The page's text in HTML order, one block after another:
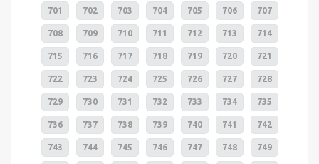
701 702 703 704 705 706 707
708 709 710 711 712 713 714
715 716 717 718 719 720 721
722 723 724 725 726 727 728
729 730 731 732 733 734 735
736 737 738 739 740 741 742
743 744 745 746 747 748 749